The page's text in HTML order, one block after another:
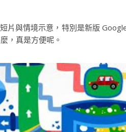
片與情境示意，特別是新版
，真是方便呢。